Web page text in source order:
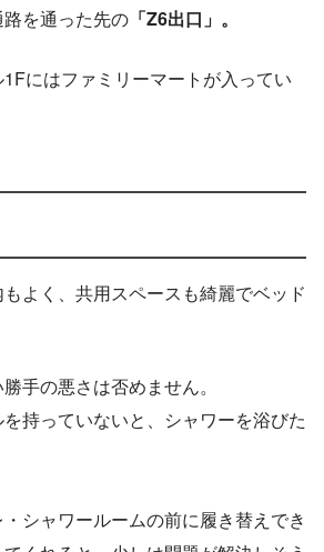
を通った先の 「Z6出口」。
にはファミリーマートが入ってい
よく、共用スペースも綺麗でベッド
手の悪さは否めません。
持っていないと、シャワーを浴びた
シャワールームの前に履き替えでき